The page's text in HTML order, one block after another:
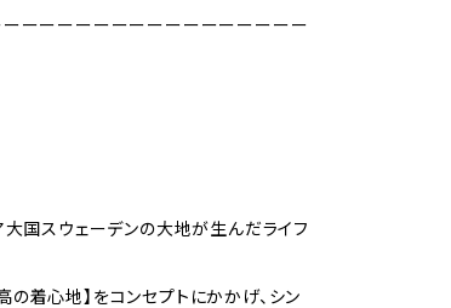
ーーーーーーーーーーーーーーーー
国スウェーデンの大地が生んだライフ
着心地】をコンセプトにかかげ、シン